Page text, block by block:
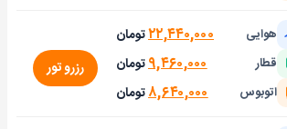
هوایی ۲۲,۴۴۰,۰۰۰تومان
قطار ۹,۴۶۰,۰۰۰تومان
اتوبوس ۸,۶۴۰,۰۰۰تومان
رزرو تور